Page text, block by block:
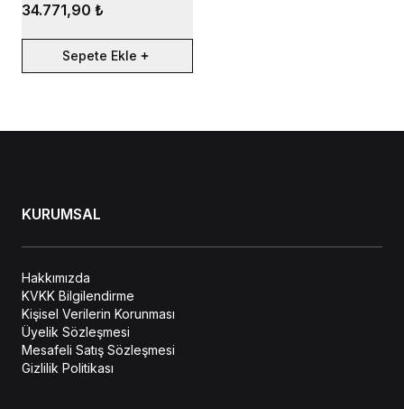
34.771,90 ₺
Sepete Ekle
KURUMSAL
Hakkımızda
KVKK Bilgilendirme
Kişisel Verilerin Korunması
Üyelik Sözleşmesi
Mesafeli Satış Sözleşmesi
Gizlilik Politikası